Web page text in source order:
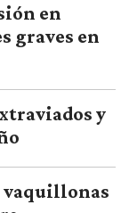
en
graves en
y
vaquillonas